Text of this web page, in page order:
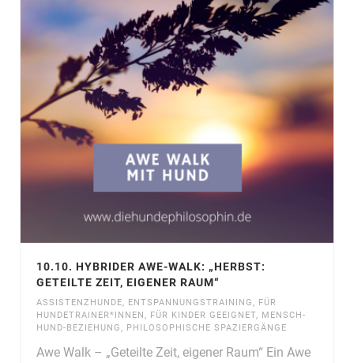
10.10. HYBRIDER AWE-WALK: „HERBST:
GETEILTE ZEIT, EIGENER RAUM“
ASSISTENZHUNDE, ENTSPANNUNGSTRAINING, FÜR
HUNDETRAINER*INNEN, FÜR KINDER GEEIGNET, MENSCH-
HUND-BEZIEHUNG, PHILOSOPHISCHE SPAZIERGÄNGE
Awe Walk – „Geteilte Zeit, eigener Raum“ Ein Awe